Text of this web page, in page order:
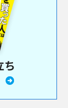
ち